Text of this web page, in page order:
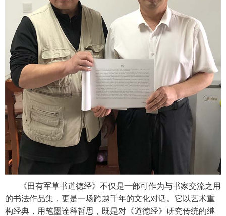
《田有军草书道德经》不仅是一部可作为与书家交流之用
的书法作品集，更是一场跨越千年的文化对话。它以艺术重
构经典，用笔墨诠释哲思，既是对《道德经》研究传统的继